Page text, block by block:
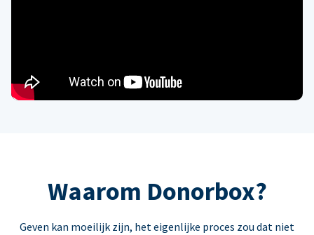
Waarom Donorbox?
Geven kan moeilijk zijn, het eigenlijke proces zou dat niet